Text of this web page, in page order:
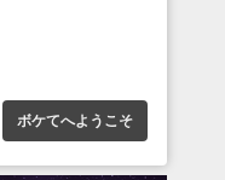
ボケてへようこそ